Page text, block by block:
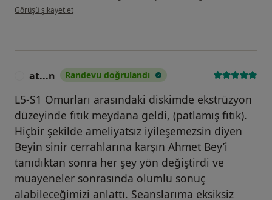
kullanıcının görüşüne göre i̇...ö
Görüşü şikayet et
at...n Randevu doğrulandı
L5-S1 Omurları arasındaki diskimde ekstrüzyon
düzeyinde fıtık meydana geldi, (patlamış fıtık).
Hiçbir şekilde ameliyatsız iyileşemezsin diyen
Beyin sinir cerrahlarına karşın Ahmet Bey’i
tanıdıktan sonra her şey yön değiştirdi ve
muayeneler sonrasında olumlu sonuç
alabileceğimizi anlattı. Seanslarıma eksiksiz